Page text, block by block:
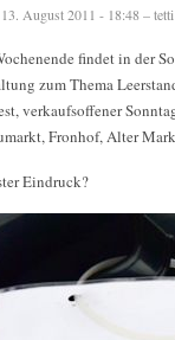
August 2011 - 18:48 – tetti
findet in der
zum Thema
verkaufsoffener
Fronhof, Alter
Eindruck?